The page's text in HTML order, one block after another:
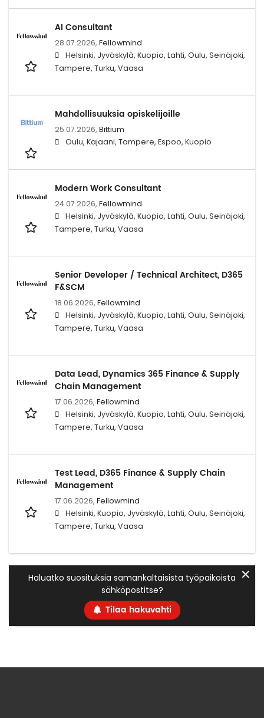
AI Consultant
28.07.2026, Fellowmind
Helsinki, Jyväskylä, Kuopio, Lahti, Oulu, Seinäjoki,
Tampere, Turku, Vaasa
Mahdollisuuksia opiskelijoille
25.07.2026, Bittium
Oulu, Kajaani, Tampere, Espoo, Kuopio
Modern Work Consultant
24.07.2026, Fellowmind
Helsinki, Jyväskylä, Kuopio, Lahti, Oulu, Seinäjoki,
Tampere, Turku, Vaasa
Senior Developer / Technical Architect, D365
F&SCM
18.06.2026, Fellowmind
Helsinki, Jyväskylä, Kuopio, Lahti, Oulu, Seinäjoki,
Tampere, Turku, Vaasa
Data Lead, Dynamics 365 Finance & Supply
Chain Management
17.06.2026, Fellowmind
Helsinki, Jyväskylä, Kuopio, Lahti, Oulu, Seinäjoki,
Tampere, Turku, Vaasa
Test Lead, D365 Finance & Supply Chain
Management
17.06.2026, Fellowmind
Helsinki, Kuopio, Jyväskylä, Lahti, Oulu, Seinäjoki,
Tampere, Turku, Vaasa
Haluatko suosituksia samankaltaisista työpaikoista
sähköpostitse?
Tilaa hakuvahti
✕